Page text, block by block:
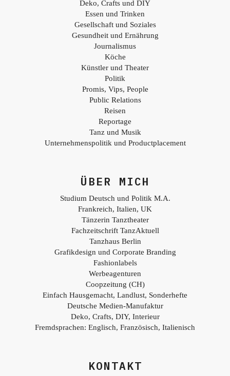
Deko, Crafts und DIY
Essen und Trinken
Gesellschaft und Soziales
Gesundheit und Ernährung
Journalismus
Köche
Künstler und Theater
Politik
Promis, Vips, People
Public Relations
Reisen
Reportage
Tanz und Musik
Unternehmenspolitik und Productplacement
ÜBER MICH
Studium Deutsch und Politik M.A.
Frankreich, Italien, UK
Tänzerin Tanztheater
Fachzeitschrift TanzAktuell
Tanzhaus Berlin
Grafikdesign und Corporate Branding
Fashionlabels
Werbeagenturen
Coopzeitung (CH)
Einfach Hausgemacht, Landlust, Sonderhefte
Deutsche Medien-Manufaktur
Deko, Crafts, DIY, Interieur
Fremdsprachen: Englisch, Französisch, Italienisch
KONTAKT